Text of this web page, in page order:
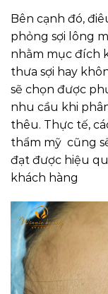
Bên cạnh đó,
phỏng sợi lông
nhằm mục đích
thưa sợi hay
sẽ chọn được
nhu cầu khi
thêu. Thực tế,
thẩm mỹ cũng
đạt được hiệu
khách hàng